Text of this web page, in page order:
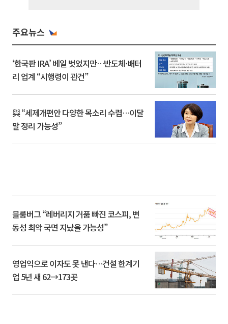
주요뉴스
‘한국판 IRA’ 베일 벗었지만…반도체·배터
리 업계 “시행령이 관건”
與 “세제개편안 다양한 목소리 수렴…이달
말 정리 가능성”
블룸버그 “레버리지 거품 빠진 코스피, 변
동성 최악 국면 지났을 가능성”
영업익으로 이자도 못 낸다…건설 한계기
업 5년 새 62→173곳